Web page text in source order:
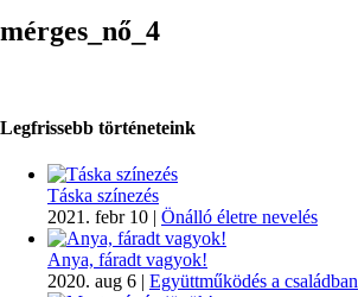
mérges_nő_4
Legfrissebb történeteink
Táska színezés
2021. febr 10 | Önálló életre nevelés
Anya, fáradt vagyok!
2020. aug 6 | Együttműködés a családban